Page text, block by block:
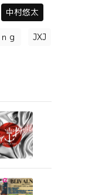
中村悠太
ｇ JXJ